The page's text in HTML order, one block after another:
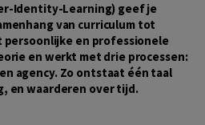
Identity-Learning) geef je
van curriculum tot
en professionele
en werkt met drie processen:
agency. Zo ontstaat één taal
en waarderen over tijd.